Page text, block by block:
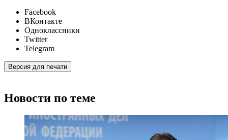
Facebook
ВКонтакте
Одноклассники
Twitter
Telegram
Версия для печати
Новости по теме